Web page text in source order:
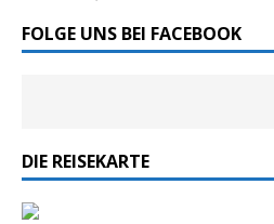
FOLGE UNS BEI FACEBOOK
DIE REISEKARTE